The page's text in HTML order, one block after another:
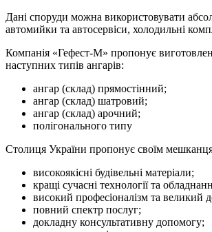
Дані споруди можна використовувати
автомийки та автосервіси, холодильні
Компанія «Гефест-М» пропонує
наступних типів ангарів:
ангар (склад) прямостінний;
ангар (склад) шатровий;
ангар (склад) арочний;
полігонального типу
Столиця України пропонує своїм
високоякісні будівельні матеріали;
кращі сучасні технології та
високий професіоналізм та великий
повний спектр послуг;
докладну консультативну допомогу;